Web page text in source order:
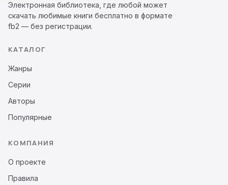
Электронная библиотека, где любой может
скачать любимые книги бесплатно в формате
fb2 — без регистрации.
КАТАЛОГ
Жанры
Серии
Авторы
Популярные
КОМПАНИЯ
О проекте
Правила